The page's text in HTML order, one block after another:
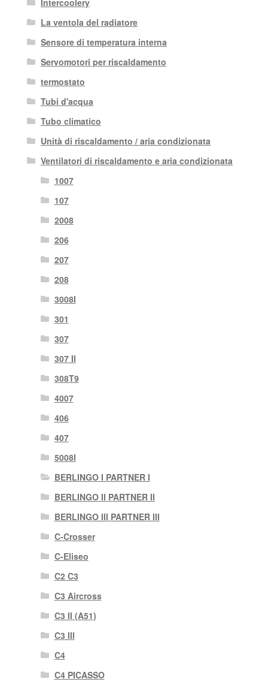
Intercoolery
La ventola del radiatore
Sensore di temperatura interna
Servomotori per riscaldamento
termostato
Tubi d'acqua
Tubo climatico
Unità di riscaldamento / aria condizionata
Ventilatori di riscaldamento e aria condizionata
1007
107
2008
206
207
208
3008I
301
307
307 II
308T9
4007
406
407
5008I
BERLINGO I PARTNER I
BERLINGO II PARTNER II
BERLINGO III PARTNER III
C-Crosser
C-Eliseo
C2 C3
C3 Aircross
C3 II (A51)
C3 III
C4
C4 PICASSO